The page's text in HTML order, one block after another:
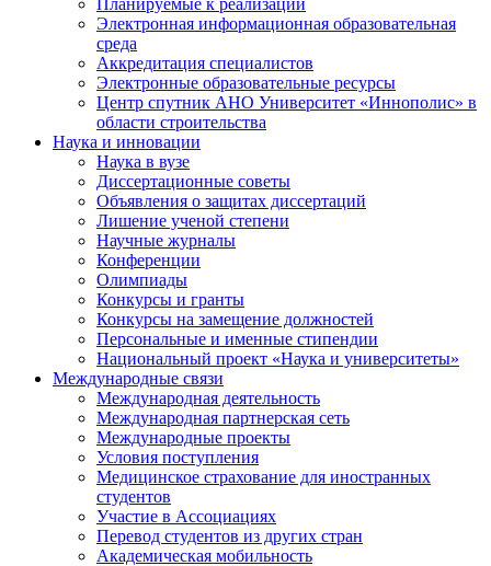
Электронная информационная образовательная
среда
Аккредитация специалистов
Электронные образовательные ресурсы
Центр спутник АНО Университет «Иннополис» в
области строительства
Наука и инновации
Наука в вузе
Диссертационные советы
Объявления о защитах диссертаций
Лишение ученой степени
Научные журналы
Конференции
Олимпиады
Конкурсы и гранты
Конкурсы на замещение должностей
Персональные и именные стипендии
Национальный проект «Наука и университеты»
Международные связи
Международная деятельность
Международная партнерская сеть
Международные проекты
Условия поступления
Медицинское страхование для иностранных
студентов
Участие в Ассоциациях
Перевод студентов из других стран
Академическая мобильность